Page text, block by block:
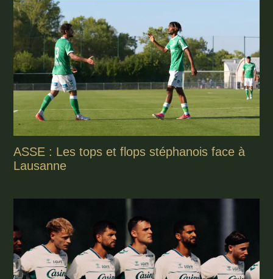
ASSE : Les tops et flops stéphanois face à
Lausanne